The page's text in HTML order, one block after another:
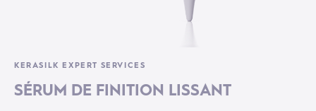
KERASILK EXPERT SERVICES
SÉRUM DE FINITION LISSANT